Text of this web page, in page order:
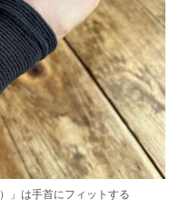
」は手首にフィットする